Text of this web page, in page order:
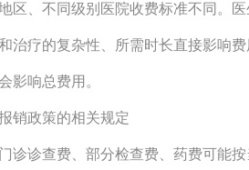
区、不同级别医院收费标准不同。
治疗的复杂性、所需时长直接影响
影响总费用。
销政策的相关规定
诊诊查费、部分检查费、药费可能